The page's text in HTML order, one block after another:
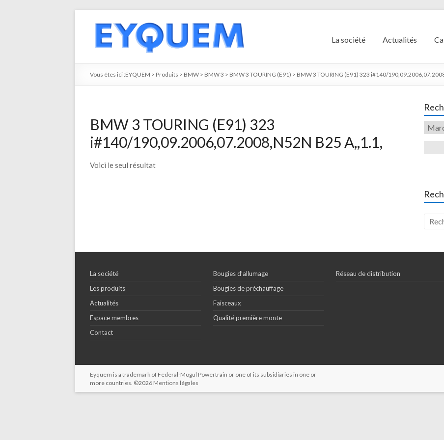
La société Actualités
Vous êtes ici :EYQUEM > Produits > BMW > BMW 3 > BMW 3 TOURING (E91) > BMW 3 TOURING (E91) 323 i#140/
BMW 3 TOURING (E91) 323
i#140/190,09.2006,07.2008,N52N B25 A,,1.1,
Voici le seul résultat
La société
Les produits
Actualités
Espace membres
Contact
Bougies d’allumage
Bougies de préchauffage
Faisceaux
Qualité première monte
Réseau de distribution
Eyquem is a trademark of Federal-Mogul Powertrain or one of its subsidiaries in one or
more countries. ©2026 Mentions légales